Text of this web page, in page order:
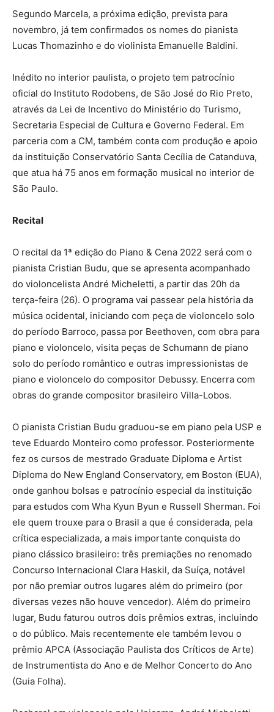
Segundo Marcela, a próxima edição, prevista para
novembro, já tem confirmados os nomes do pianista
Lucas Thomazinho e do violinista Emanuelle Baldini.
Inédito no interior paulista, o projeto tem patrocínio
oficial do Instituto Rodobens, de São José do Rio Preto,
através da Lei de Incentivo do Ministério do Turismo,
Secretaria Especial de Cultura e Governo Federal. Em
parceria com a CM, também conta com produção e apoio
da instituição Conservatório Santa Cecília de Catanduva,
que atua há 75 anos em formação musical no interior de
São Paulo.
Recital
O recital da 1ª edição do Piano & Cena 2022 será com o
pianista Cristian Budu, que se apresenta acompanhado
do violoncelista André Micheletti, a partir das 20h da
terça-feira (26). O programa vai passear pela história da
música ocidental, iniciando com peça de violoncelo solo
do período Barroco, passa por Beethoven, com obra para
piano e violoncelo, visita peças de Schumann de piano
solo do período romântico e outras impressionistas de
piano e violoncelo do compositor Debussy. Encerra com
obras do grande compositor brasileiro Villa-Lobos.
O pianista Cristian Budu graduou-se em piano pela USP e
teve Eduardo Monteiro como professor. Posteriormente
fez os cursos de mestrado Graduate Diploma e Artist
Diploma do New England Conservatory, em Boston (EUA),
onde ganhou bolsas e patrocínio especial da instituição
para estudos com Wha Kyun Byun e Russell Sherman. Foi
ele quem trouxe para o Brasil a que é considerada, pela
crítica especializada, a mais importante conquista do
piano clássico brasileiro: três premiações no renomado
Concurso Internacional Clara Haskil, da Suíça, notável
por não premiar outros lugares além do primeiro (por
diversas vezes não houve vencedor). Além do primeiro
lugar, Budu faturou outros dois prêmios extras, incluindo
o do público. Mais recentemente ele também levou o
prêmio APCA (Associação Paulista dos Críticos de Arte)
de Instrumentista do Ano e de Melhor Concerto do Ano
(Guia Folha).